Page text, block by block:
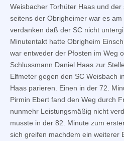
Weisbacher Torhüter Haas und der
seitens der Obrigheimer war es
verdanken daß der SC nicht
Minutentakt hatte Obrigheim
war entweder der Pfosten im Weg
Schlussmann Daniel Haas zur
Elfmeter gegen den SC Weisbach
Haas parieren. Einen in der 72.
Pirmin Ebert fand den Weg durch
nunmehr Leistungsmäßig nicht
musste in der 82. Minute zum
sich greifen machdem ein weiterer